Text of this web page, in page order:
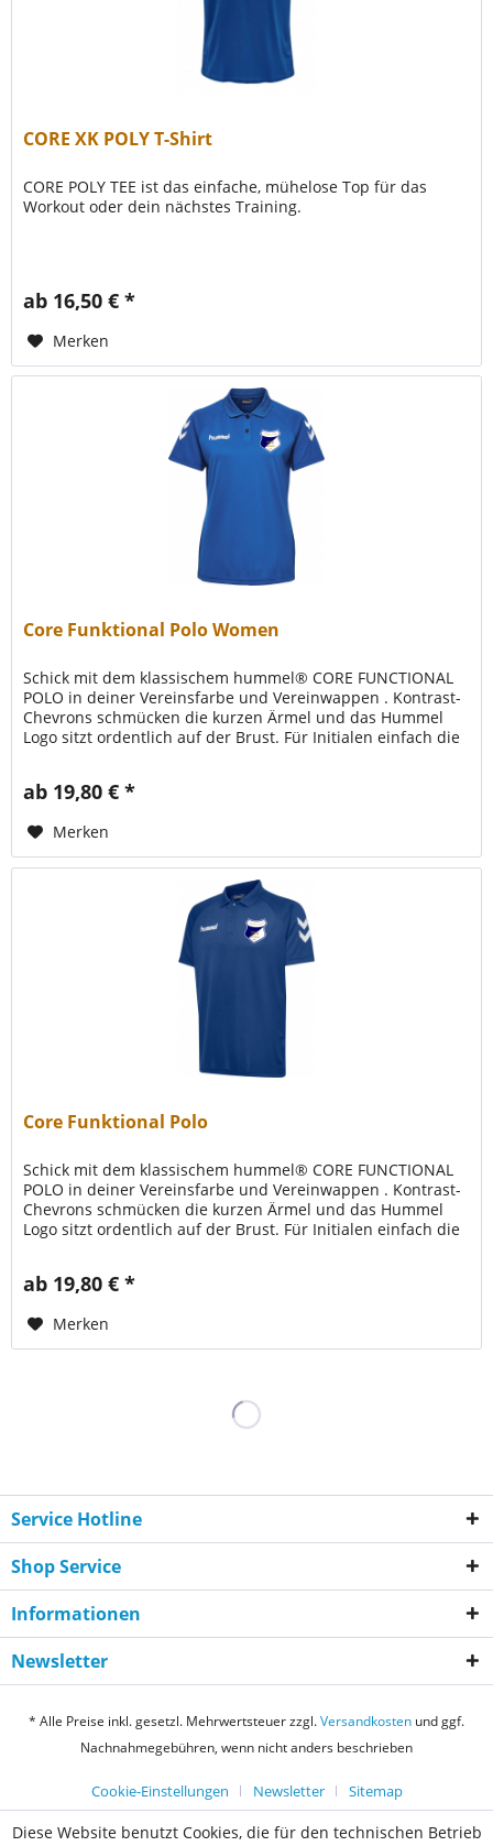
CORE XK POLY T-Shirt
CORE POLY TEE ist das einfache, mühelose Top für das
Workout oder dein nächstes Training.
ab 16,50 € *
Merken
Core Funktional Polo Women
Schick mit dem klassischem hummel® CORE FUNCTIONAL
POLO in deiner Vereinsfarbe und Vereinwappen . Kontrast-
Chevrons schmücken die kurzen Ärmel und das Hummel
Logo sitzt ordentlich auf der Brust. Für Initialen einfach die
ab 19,80 € *
Merken
Core Funktional Polo
Schick mit dem klassischem hummel® CORE FUNCTIONAL
POLO in deiner Vereinsfarbe und Vereinwappen . Kontrast-
Chevrons schmücken die kurzen Ärmel und das Hummel
Logo sitzt ordentlich auf der Brust. Für Initialen einfach die
ab 19,80 € *
Merken
Service Hotline
Shop Service
Informationen
Newsletter
* Alle Preise inkl. gesetzl. Mehrwertsteuer zzgl.Versandkosten und ggf.
Nachnahmegebühren, wenn nicht anders beschrieben
Cookie-Einstellungen Newsletter Sitemap
Diese Website benutzt Cookies, die für den technischen Betrieb